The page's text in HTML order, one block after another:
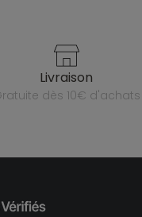
livraison
gratuite dès 10€ d'achats